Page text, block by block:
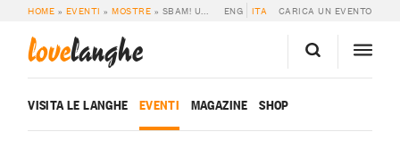
HOME » EVENTI »MOSTRE » SBAM! UN PERCORSO NELLA POP ART ENG ITA CARICA UN EVENTO
lovelanghe
VISITA LE LANGHE EVENTI MAGAZINE SHOP